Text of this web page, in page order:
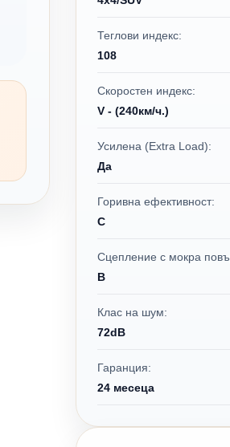
Теглови индекс:
108
Скоростен индекс:
V - (240км/ч.)
Усилена (Extra Load):
Да
Горивна ефективност:
C
Сцепление с мокра
B
Клас на шум:
72dB
Гаранция:
24 месеца